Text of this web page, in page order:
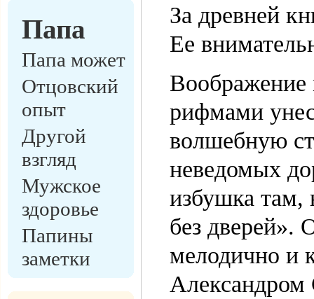
Папа
Папа может
Отцовский
опыт
Другой
взгляд
Мужское
здоровье
Папины
заметки
За древней
Ее
Воображение
рифмами
волшебную
неведомых
избушка там,
без дверей».
мелодично и